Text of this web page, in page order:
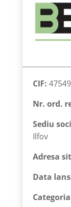
CIF:
Nr. ord.
Sediu
Ilfov
Adresa
Data